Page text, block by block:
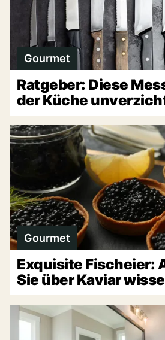
Gourmet
Ratgeber: Diese
der Küche
Gourmet
Exquisite Fischeier:
Sie über Kaviar